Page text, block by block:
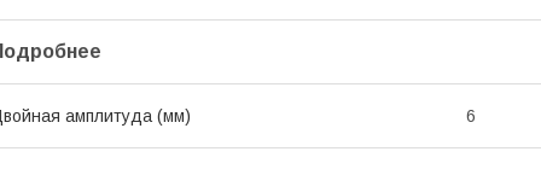
амплитуда (мм) 6